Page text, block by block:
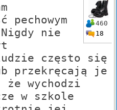
460
18
pechowym
nie
często się
przekręcają je
wychodzi
w szkole